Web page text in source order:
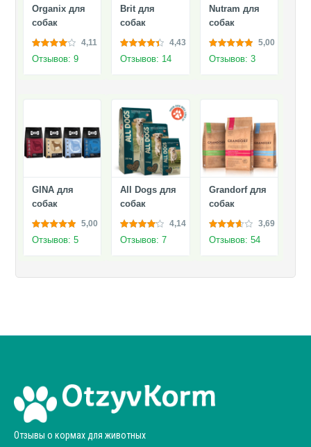
Organix для
собак
4,11
Отзывов: 9
Brit для
собак
4,43
Отзывов: 14
Nutram для
собак
5,00
Отзывов: 3
GINA для
собак
5,00
Отзывов: 5
All Dogs для
собак
4,14
Отзывов: 7
Grandorf для
собак
3,69
Отзывов: 54
Отзывы о кормах для животных